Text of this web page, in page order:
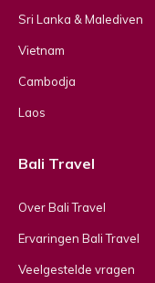
Sri Lanka & Malediven
Vietnam
Cambodja
Laos
Bali Travel
Over Bali Travel
Ervaringen Bali Travel
Veelgestelde vragen